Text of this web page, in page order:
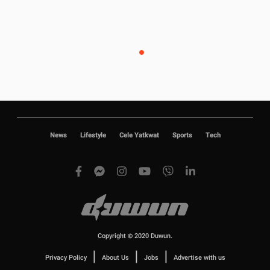
News Lifestyle Cele Yatkwat Sports Tech
Copyright © 2020 Duwun.
Privacy Policy | About Us | Jobs | Advertise with us